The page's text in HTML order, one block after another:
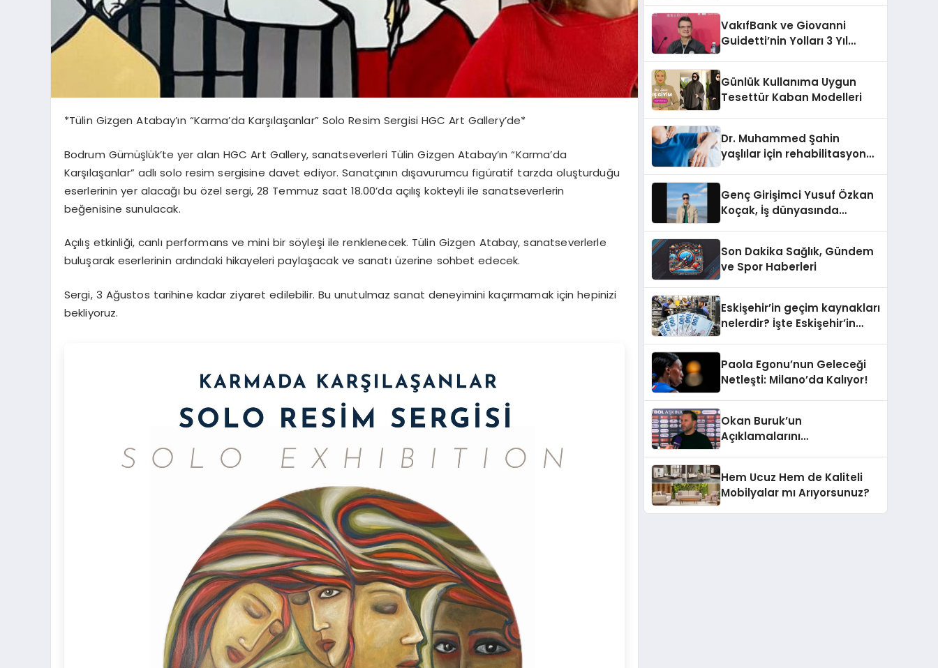
*Tülin Gizgen Atabay’ın “Karma’da Karşılaşanlar” Solo Resim Sergisi HGC Art Gallery’de*
Bodrum Gümüşlük’te yer alan HGC Art Gallery, sanatseverleri Tülin Gizgen Atabay’ın “Karma’da
Karşılaşanlar” adlı solo resim sergisine davet ediyor. Sanatçının dışavurumcu figüratif tarzda oluşturduğu
eserlerinin yer alacağı bu özel sergi, 28 Temmuz saat 18.00’da açılış kokteyli ile sanatseverlerin
beğenisine sunulacak.
Açılış etkinliği, canlı performans ve mini bir söyleşi ile renklenecek. Tülin Gizgen Atabay, sanatseverlerle
buluşarak eserlerinin ardındaki hikayeleri paylaşacak ve sanatı üzerine sohbet edecek.
Sergi, 3 Ağustos tarihine kadar ziyaret edilebilir. Bu unutulmaz sanat deneyimini kaçırmamak için hepinizi
bekliyoruz.
VakıfBank ve Giovanni
Guidetti’nin Yolları 3 Yıl
Günlük Kullanıma Uygun
Tesettür Kaban Modelleri
Dr. Muhammed Şahin
yaşlılar için rehabilitasyon
Genç Girişimci Yusuf Özkan
Koçak, İş dünyasında
Son Dakika Sağlık, Gündem
ve Spor Haberleri
Eskişehir’in geçim kaynakları
nelerdir? İşte Eskişehir’in
Paola Egonu’nun Geleceği
Netleşti: Milano’da Kalıyor!
Okan Buruk’un
Açıklamalarını
Hem Ucuz Hem de Kaliteli
Mobilyalar mı Arıyorsunuz?